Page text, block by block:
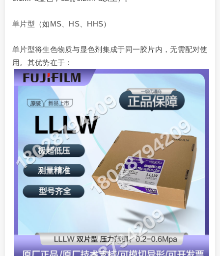
单片型（如MS、HS、HHS）
单片型将生色物质与显色剂集成于同一胶片内，无需配对使
用。其优势在于：